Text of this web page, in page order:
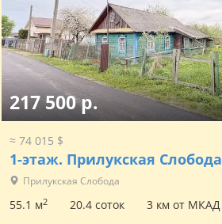
217 500 р.
≈ 74 015 $
1-этаж. Прилукская Слобода
Прилукская Слобода
55.1 м2 20.4 соток 3 км от МКАД